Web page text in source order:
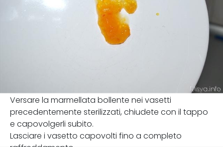
Versare la marmellata bollente nei vasetti
precedentemente sterilizzati, chiudete con il tappo
e capovolgerli subito.
Lasciare i vasetto capovolti fino a completo